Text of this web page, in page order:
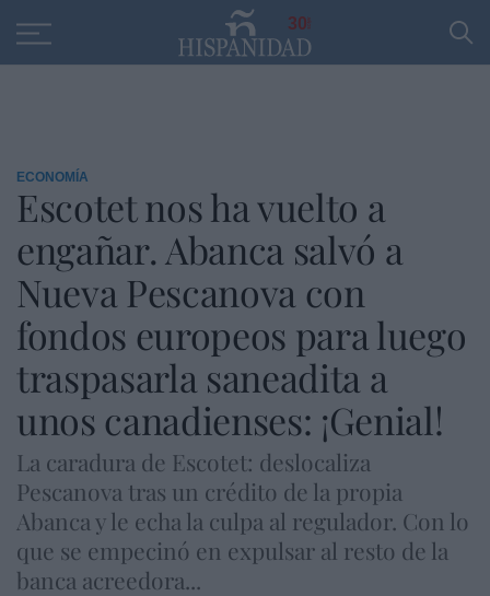
30
ECONOMÍA
Escotet nos ha vuelto a
engañar. Abanca salvó a
Nueva Pescanova con
fondos europeos para luego
traspasarla saneadita a
unos canadienses: ¡Genial!
La caradura de Escotet: deslocaliza
Pescanova tras un crédito de la propia
Abanca y le echa la culpa al regulador. Con lo
que se empecinó en expulsar al resto de la
banca acreedora...